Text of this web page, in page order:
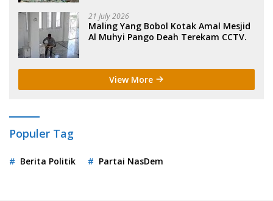
21 July 2026
Maling Yang Bobol Kotak Amal Mesjid
Al Muhyi Pango Deah Terekam CCTV.
View More
Populer Tag
Berita Politik Partai NasDem